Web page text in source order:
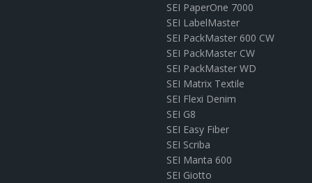
SEI PaperOne 7000
SEI LabelMaster
SEI PackMaster 600 CW
SEI PackMaster CW
SEI PackMaster WD
SEI Matrix Textile
SEI Flexi Denim
SEI G8
SEI Easy Fiber
SEI Scriba
SEI Manta 600
SEI Giotto